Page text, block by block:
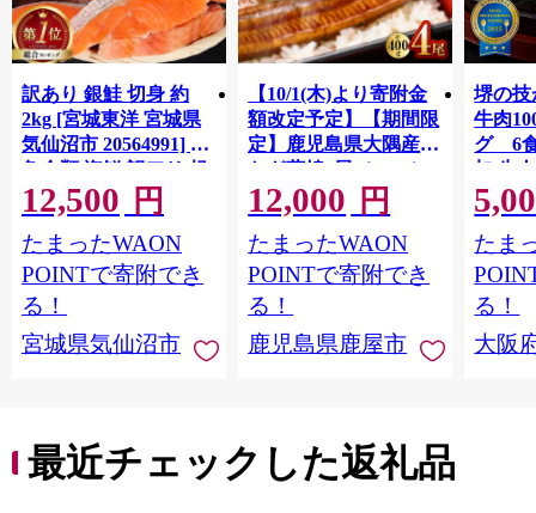
訳あり 銀鮭 切身 約
2kg [宮城東洋 宮城県
気仙沼市 20564991] 鮭
魚介類 海鮮 訳アリ 規
格外 不揃い さけ サケ
鮭切身 シャケ 切り身
冷凍 家庭用 おかず 弁
当 支援 サーモン 銀鮭
切り身 魚 わけあり
12,500 円
たまったWAON
POINTで寄附でき
る！
宮城県気仙沼市
【10/1(木)より寄附金
額改定予定】【期間限
定】鹿児島県大隅産う
なぎ蒲焼4尾（400g）
12,000 円
たまったWAON
POINTで寄附でき
る！
鹿児島県鹿屋市
堺の技
牛肉
グ 6
加 牛
ット 6
メ 温
菜 簡
すめ
取り
料 ふ
堺市】
たま
る！
大阪
最近チェックした返礼品